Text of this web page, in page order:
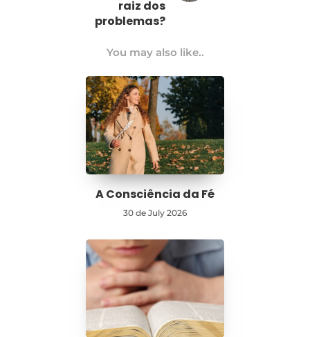
raiz dos
problemas?
You may also like..
A Consciência da Fé
30 de July 2026